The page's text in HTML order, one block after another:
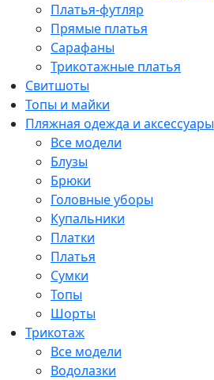
Платья-футляр
Прямые платья
Сарафаны
Трикотажные платья
Свитшоты
Топы и майки
Пляжная одежда и аксессуары
Все модели
Блузы
Брюки
Головные уборы
Купальники
Платки
Платья
Сумки
Топы
Шорты
Трикотаж
Все модели
Водолазки